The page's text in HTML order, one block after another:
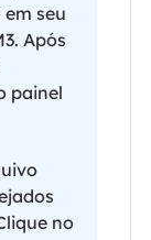
seu
Após
painel
no